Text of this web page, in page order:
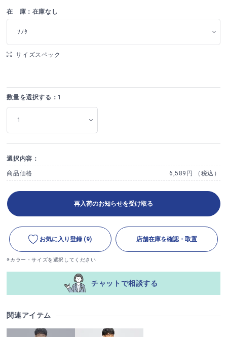
在 庫：在庫なし
ｿﾉﾀ
サイズスペック
数量を選択する： 1
選択内容：
商品価格 6,589円 （税込）
再入荷のお知らせを受け取る
お気に入り登録 (9) 店舗在庫を確認・取置
※カラー・サイズを選択してください
チャットで相談する
関連アイテム